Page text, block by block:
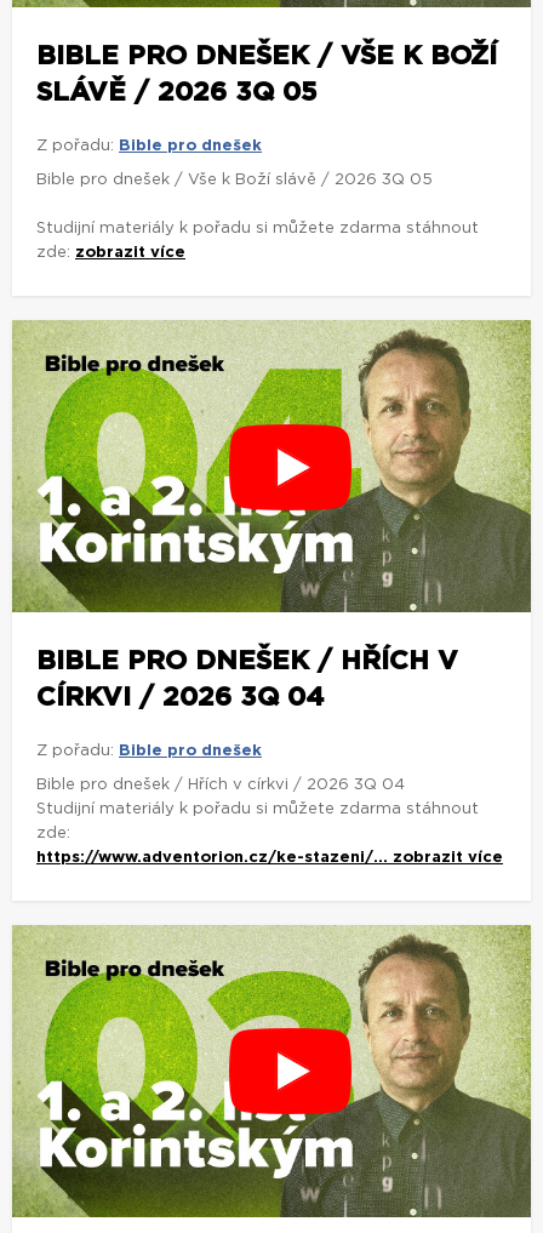
BIBLE PRO DNEŠEK / VŠE K BOŽÍ
SLÁVĚ / 2026 3Q 05
Z pořadu: Bible pro dnešek
Bible pro dnešek / Vše k Boží slávě / 2026 3Q 05
Studijní materiály k pořadu si můžete zdarma stáhnout
zde: zobrazit více
BIBLE PRO DNEŠEK / HŘÍCH V
CÍRKVI / 2026 3Q 04
Z pořadu: Bible pro dnešek
Bible pro dnešek / Hřích v církvi / 2026 3Q 04
Studijní materiály k pořadu si můžete zdarma stáhnout
zde:
https://www.adventorion.cz/ke-stazeni/... zobrazit více